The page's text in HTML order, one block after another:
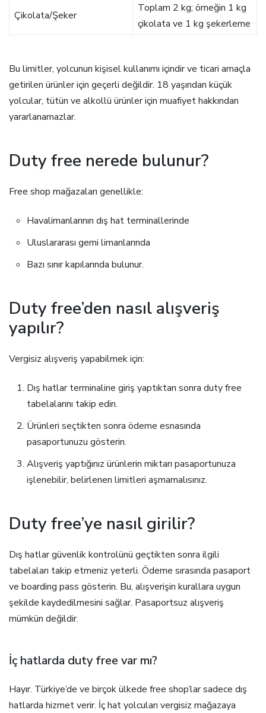
Çikolata/Şeker
Toplam 2 kg; örneğin 1 kg
çikolata ve 1 kg şekerleme
Bu limitler, yolcunun kişisel kullanımı içindir ve ticari amaçla
getirilen ürünler için geçerli değildir. 18 yaşından küçük
yolcular, tütün ve alkollü ürünler için muafiyet hakkından
yararlanamazlar.
Duty free nerede bulunur?
Free shop mağazaları genellikle:
Havalimanlarının dış hat terminallerinde
Uluslararası gemi limanlarında
Bazı sınır kapılarında bulunur.
Duty free’den nasıl alışveriş
yapılır?
Vergisiz alışveriş yapabilmek için:
Dış hatlar terminaline giriş yaptıktan sonra duty free
tabelalarını takip edin.
Ürünleri seçtikten sonra ödeme esnasında
pasaportunuzu gösterin.
Alışveriş yaptığınız ürünlerin miktarı pasaportunuza
işlenebilir, belirlenen limitleri aşmamalısınız.
Duty free’ye nasıl girilir?
Dış hatlar güvenlik kontrolünü geçtikten sonra ilgili
tabelaları takip etmeniz yeterli. Ödeme sırasında pasaport
ve boarding pass gösterin. Bu, alışverişin kurallara uygun
şekilde kaydedilmesini sağlar. Pasaportsuz alışveriş
mümkün değildir.
İç hatlarda duty free var mı?
Hayır. Türkiye’de ve birçok ülkede free shop’lar sadece dış
hatlarda hizmet verir. İç hat yolcuları vergisiz mağazaya